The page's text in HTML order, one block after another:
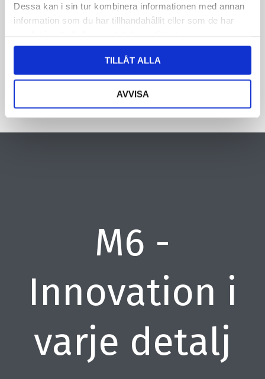
Dessa kan i sin tur kombinera informationen med annan
information som du har tillhandahållit eller som de har
TILLÅT ALLA
AVVISA
personuppgifter i vår integritetspolicy.
M6 -
Innovation i
varje detalj